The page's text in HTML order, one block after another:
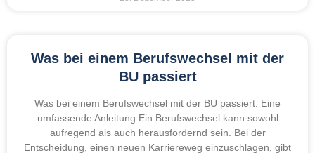
Was bei einem Berufswechsel mit der
BU passiert
Was bei einem Berufswechsel mit der BU passiert: Eine
umfassende Anleitung Ein Berufswechsel kann sowohl
aufregend als auch herausfordernd sein. Bei der
Entscheidung, einen neuen Karriereweg einzuschlagen, gibt